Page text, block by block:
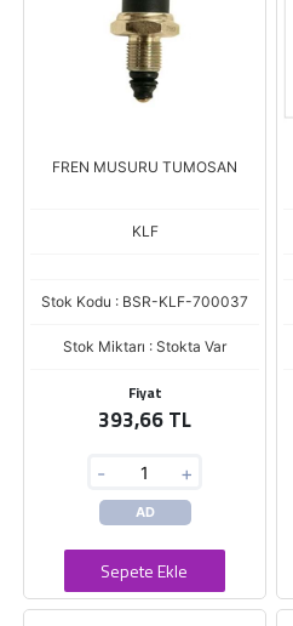
FREN MUSURU TUMOSAN
KLF
Stok Kodu : BSR-KLF-700037
Stok Miktarı : Stokta Var
Fiyat
393,66 TL
- +
AD
Sepete Ekle